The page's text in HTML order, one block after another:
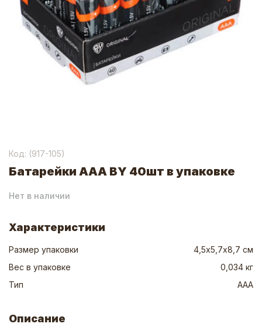
Код: (917-105)
Батарейки AAA BY 40шт в упаковке
Нет в наличии
Характеристики
Размер упаковки
4,5х5,7х8,7 см
Вес в упаковке
0,034 кг
Тип
ААА
Описание